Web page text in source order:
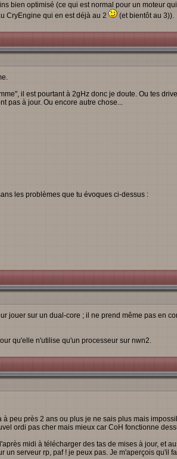
bien optimisé (ce qui est normal pour un moteur
CryEngine qui en est déjà au 2
(et bientôt au 3)).
il est pourtant à 2gHz donc je doute. Ou tes
pas à jour. Ou encore autre chose...
les problèmes que tu évoques ci-dessus :
jouer sur un dual-core ; il ne prend même pas en
qu'elle n'utilise qu'un processeur sur nwn2.
peu près 2 ans ou plus je ne sais plus mais
ordi pas cher mais mieux car CoH fonctionne
midi à télécharger des tas de mises à jour, et
un serveur rp, paf ! je peux pas. Je m'aperçois qu'il